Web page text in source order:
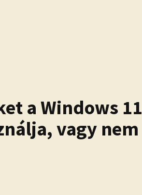
a Windows 11
vagy nem